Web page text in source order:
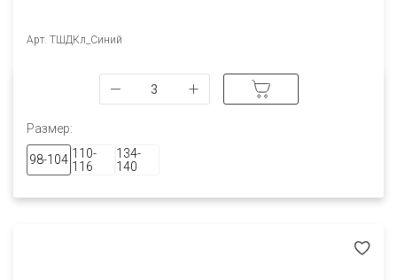
Арт. ТШДКл_Синий
Размер:
98-104 110-
116
134-
140